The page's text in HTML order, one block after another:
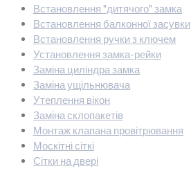
Встановлення "дитячого" замка
Встановлення балконної засувки
Встановлення ручки з ключем
Установлення замка-рейки
Заміна циліндра замка
Заміна ущільнювача
Утеплення вікон
Заміна склопакетів
Монтаж клапана провітрювання
Москітні сіткі
Сітки на двері